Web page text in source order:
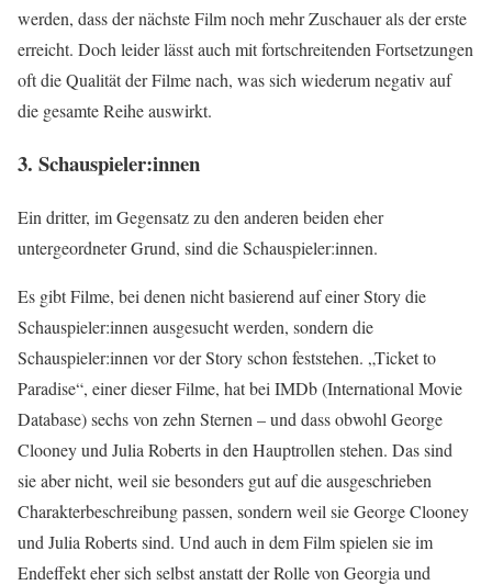
werden, dass der nächste Film noch mehr Zuschauer als der erste
erreicht. Doch leider lässt auch mit fortschreitenden Fortsetzungen
oft die Qualität der Filme nach, was sich wiederum negativ auf
die gesamte Reihe auswirkt.
3. Schauspieler:innen
Ein dritter, im Gegensatz zu den anderen beiden eher
untergeordneter Grund, sind die Schauspieler:innen.
Es gibt Filme, bei denen nicht basierend auf einer Story die
Schauspieler:innen ausgesucht werden, sondern die
Schauspieler:innen vor der Story schon feststehen. „Ticket to
Paradise“, einer dieser Filme, hat bei IMDb (International Movie
Database) sechs von zehn Sternen – und dass obwohl George
Clooney und Julia Roberts in den Hauptrollen stehen. Das sind
sie aber nicht, weil sie besonders gut auf die ausgeschrieben
Charakterbeschreibung passen, sondern weil sie George Clooney
und Julia Roberts sind. Und auch in dem Film spielen sie im
Endeffekt eher sich selbst anstatt der Rolle von Georgia und